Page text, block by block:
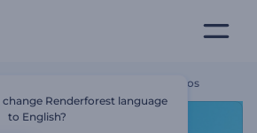
De Agencia De Seguro De Autos
Renderforest language
to English?